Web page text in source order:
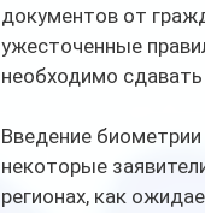
документов от
ужесточенные
необходимо сдавать
Введение
некоторые
регионах, как